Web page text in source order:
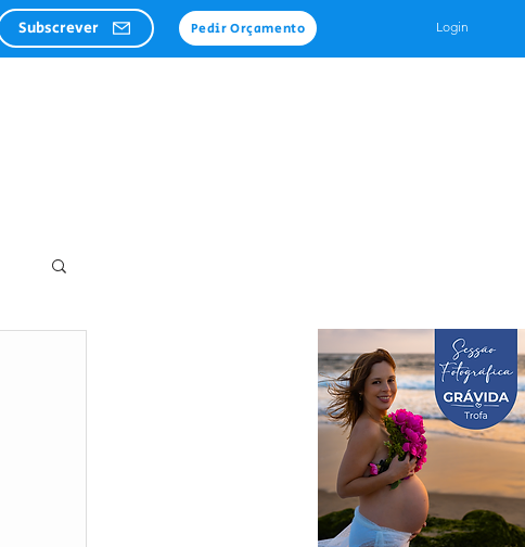
Login
Subscrever Pedir Orçamento